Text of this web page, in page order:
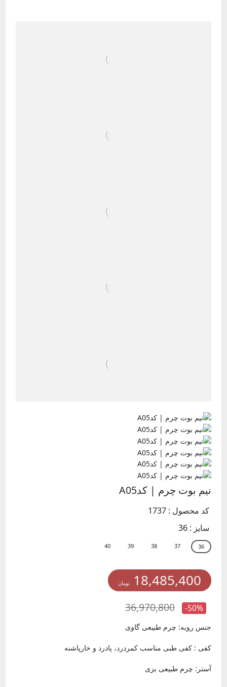
نیم بوت چرم |‌ کدA05
کد محصول : 1737
سایز :36
18,485,400 تومان
-50%
36,970,800
جنس رویه: چرم طبیعی گاوی
کفی : کفی طبی مناسب کمردرد، پادرد و خارپاشنه
آستر: چرم طبیعی بزی